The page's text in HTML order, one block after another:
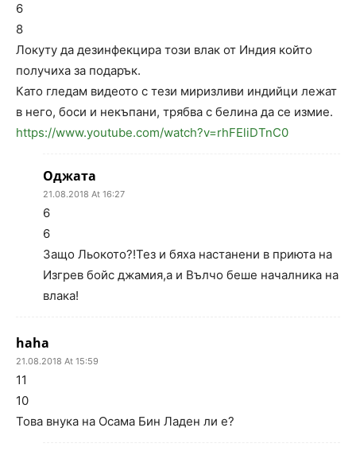
6
8
Локуту да дезинфекцира този влак от Индия който
получиха за подарък.
Като гледам видеото с тези миризливи индийци лежат
в него, боси и некъпани, трябва с белина да се измие.
https://www.youtube.com/watch?v=rhFEliDTnC0
Оджата
21.08.2018 At 16:27
6
6
Защо Льокото?!Тез и бяха настанени в приюта на
Изгрев бойс джамия,а и Вълчо беше началника на
влака!
haha
21.08.2018 At 15:59
11
10
Това внука на Осама Бин Ладен ли е?